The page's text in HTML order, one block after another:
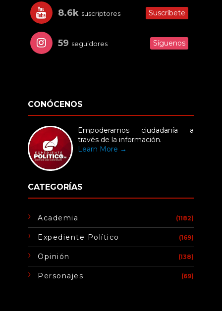
8.6k suscriptores Suscríbete
59 seguidores Síguenos
CONÓCENOS
Empoderamos ciudadanía a
través de la información.
Learn More →
CATEGORÍAS
Academia (1182)
Expediente Político (169)
Opinión (138)
Personajes (69)